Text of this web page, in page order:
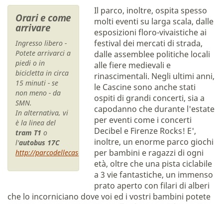
Orari e come
arrivare
Ingresso libero -
Potete arrivarci a
piedi o in
bicicletta in circa
15 minuti - se
non meno - da
SMN.
In alternativa, vi
è la linea del
tram T1 o
l'autobus 17C
http://parcodellecascine.comune.fi.it
Il parco, inoltre, ospita spesso
molti eventi su larga scala, dalle
esposizioni floro-vivaistiche ai
festival dei mercati di strada,
dalle assemblee politiche locali
alle fiere medievali e
rinascimentali. Negli ultimi anni,
le Cascine sono anche stati
ospiti di grandi concerti, sia a
capodanno che durante l'estate
per eventi come i concerti
Decibel e Firenze Rocks! E',
inoltre, un enorme parco giochi
per bambini e ragazzi di ogni
età, oltre che una pista ciclabile
a 3 vie fantastiche, un immenso
prato aperto con filari di alberi
che lo incorniciano dove voi ed i vostri bambini potete